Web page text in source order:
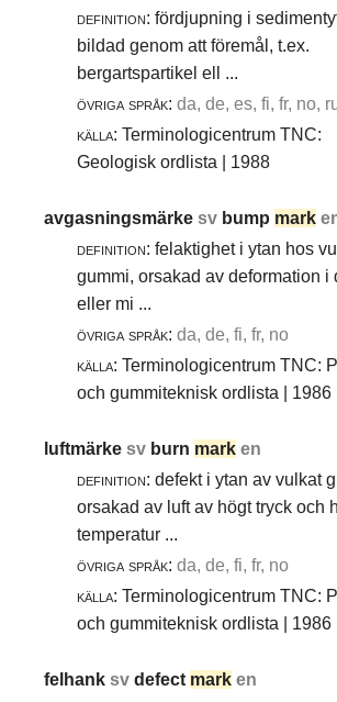
definition: fördjupning i
bildad genom att föremål, t.ex.
bergartspartikel ell ...
övriga språk: da, de, es, fi, fr, no,
källa: Terminologicentrum TNC:
Geologisk ordlista | 1988
avgasningsmärkesv bump mark
definition: felaktighet i ytan hos
gummi, orsakad av deformation i
eller mi ...
övriga språk: da, de, fi, fr, no
källa: Terminologicentrum TNC:
och gummiteknisk ordlista | 1986
luftmärkesv burn mark en
definition: defekt i ytan av vulkat
orsakad av luft av högt tryck och
temperatur ...
övriga språk: da, de, fi, fr, no
källa: Terminologicentrum TNC:
och gummiteknisk ordlista | 1986
felhanksvdefect mark en